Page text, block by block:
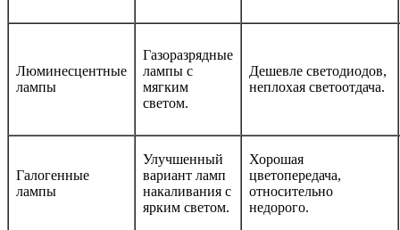
Люминесцентные
лампы
Газоразрядные
лампы с
мягким
светом.
Дешевле светодиодов,
неплохая светоотдача.
Галогенные
лампы
Улучшенный
вариант ламп
накаливания с
ярким светом.
Хорошая
цветопередача,
относительно
недорого.